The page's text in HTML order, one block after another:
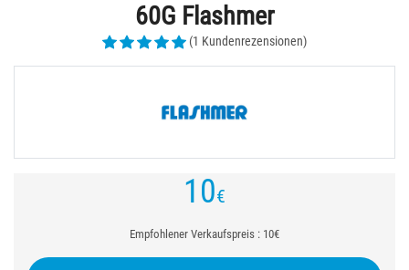
60G Flashmer
(1 Kundenrezensionen)
10€
Empfohlener Verkaufspreis : 10€